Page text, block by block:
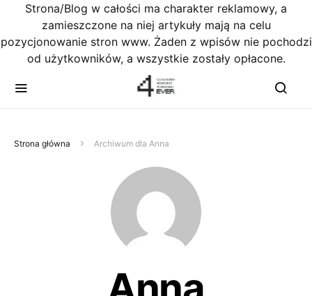
Strona/Blog w całości ma charakter reklamowy, a
zamieszczone na niej artykuły mają na celu
pozycjonowanie stron www. Żaden z wpisów nie pochodzi
od użytkowników, a wszystkie zostały opłacone.
Strona główna Archiwum dla Anna